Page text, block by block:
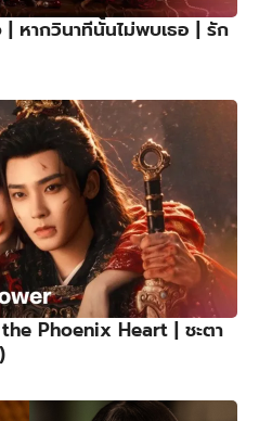
หากวินาทีนั้นไม่พบเธอ | รัก
Phoenix Heart | ชะตา